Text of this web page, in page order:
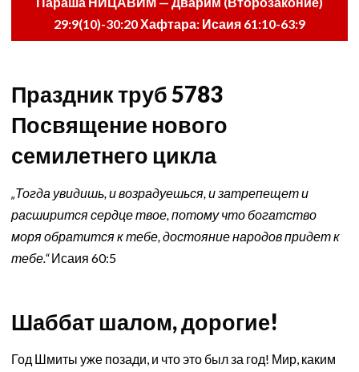
29:9(10)-30:20 Хафтара: Исаия 61:10-63:9
Праздник труб 5783
Посвящение нового
семилетнего цикла
„Тогда увидишь, и возрадуешься, и затрепещет и
расширится сердце твое, потому что богатство
моря обратится к тебе, достояние народов придет к
тебе.“Исаия 60:5
Шаббат шалом, дорогие!
Год Шмиты уже позади, и что это был за год! Мир, каким